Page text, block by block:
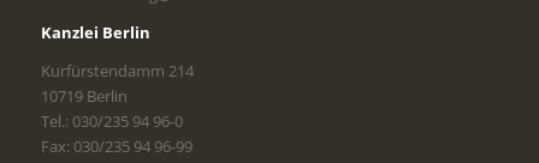
Kanzlei Berlin
Kurfürstendamm 214
10719 Berlin
Tel.: 030/235 94 96-0
Fax: 030/235 94 96-99